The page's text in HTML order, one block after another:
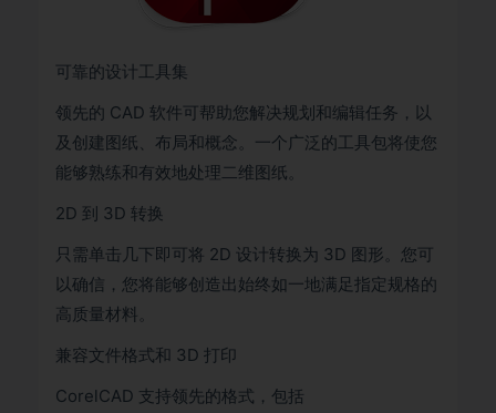
可靠的设计工具集
领先的 CAD 软件可帮助您解决规划和编辑任务，以
及创建图纸、布局和概念。一个广泛的工具包将使您
能够熟练和有效地处理二维图纸。
2D 到 3D 转换
只需单击几下即可将 2D 设计转换为 3D 图形。您可
以确信，您将能够创造出始终如一地满足指定规格的
高质量材料。
兼容文件格式和 3D 打印
CorelCAD 支持领先的格式，包括